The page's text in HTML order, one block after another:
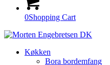
0Shopping Cart
Køkken
Bora bordemfang